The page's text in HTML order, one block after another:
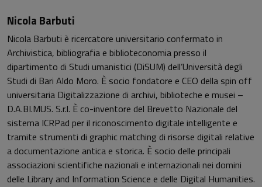
Nicola Barbuti
Nicola Barbuti è ricercatore universitario confermato in
Archivistica, bibliografia e biblioteconomia presso il
dipartimento di Studi umanistici (DiSUM) dell’Università degli
Studi di Bari Aldo Moro. È socio fondatore e CEO della spin off
universitaria Digitalizzazione di archivi, biblioteche e musei –
D.A.BI.MUS. S.r.l. È co-inventore del Brevetto Nazionale del
sistema ICRPad per il riconoscimento digitale intelligente e
tramite strumenti di graphic matching di risorse digitali relative
a documentazione antica e storica. È socio delle principali
associazioni scientifiche nazionali e internazionali nei domini
delle Library and Information Science e delle Digital Humanities.